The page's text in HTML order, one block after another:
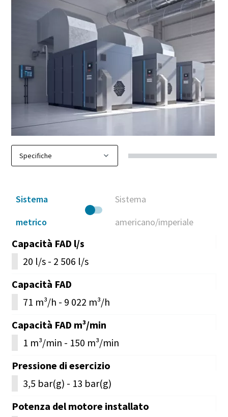
Sistema
metrico
Sistema
americano/imperiale
Capacità FAD l/s
20 l/s - 2 506 l/s
Capacità FAD
71 m³/h - 9 022 m³/h
Capacità FAD m³/min
1 m³/min - 150 m³/min
Pressione di esercizio
3,5 bar(g) - 13 bar(g)
Potenza del motore installato